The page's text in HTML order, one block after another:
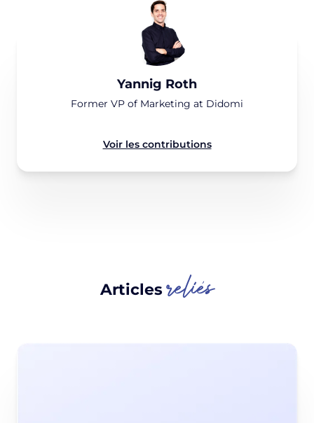
Yannig Roth
Former VP of Marketing at Didomi
Voir les contributions
Articlesreliés